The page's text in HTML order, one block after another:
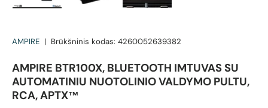
AMPIRE | Brūkšninis kodas: 4260052639382
AMPIRE BTR100X, BLUETOOTH IMTUVAS SU
AUTOMATINIU NUOTOLINIO VALDYMO PULTU,
RCA, APTX™